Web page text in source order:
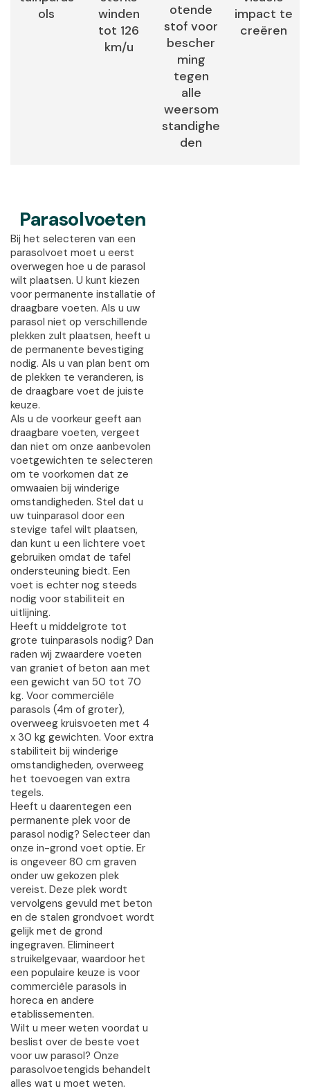
ols
winden
tot 126
km/u
otende
stof voor
bescher
ming
tegen
alle
weersom
standighe
den
impact te
creëren
Parasolvoeten
Bij het selecteren van een
parasolvoet moet u eerst
overwegen hoe u de parasol
wilt plaatsen. U kunt kiezen
voor permanente installatie of
draagbare voeten. Als u uw
parasol niet op verschillende
plekken zult plaatsen, heeft u
de permanente bevestiging
nodig. Als u van plan bent om
de plekken te veranderen, is
de draagbare voet de juiste
keuze.
Als u de voorkeur geeft aan
draagbare voeten, vergeet
dan niet om onze aanbevolen
voetgewichten te selecteren
om te voorkomen dat ze
omwaaien bij winderige
omstandigheden. Stel dat u
uw tuinparasol door een
stevige tafel wilt plaatsen,
dan kunt u een lichtere voet
gebruiken omdat de tafel
ondersteuning biedt. Een
voet is echter nog steeds
nodig voor stabiliteit en
uitlijning.
Heeft u middelgrote tot
grote tuinparasols nodig? Dan
raden wij zwaardere voeten
van graniet of beton aan met
een gewicht van 50 tot 70
kg. Voor commerciële
parasols (4m of groter),
overweeg kruisvoeten met 4
x 30 kg gewichten. Voor extra
stabiliteit bij winderige
omstandigheden, overweeg
het toevoegen van extra
tegels.
Heeft u daarentegen een
permanente plek voor de
parasol nodig? Selecteer dan
onze in-grond voet optie. Er
is ongeveer 80 cm graven
onder uw gekozen plek
vereist. Deze plek wordt
vervolgens gevuld met beton
en de stalen grondvoet wordt
gelijk met de grond
ingegraven. Elimineert
struikelgevaar, waardoor het
een populaire keuze is voor
commerciële parasols in
horeca en andere
etablissementen.
Wilt u meer weten voordat u
beslist over de beste voet
voor uw parasol? Onze
parasolvoetengids behandelt
alles wat u moet weten.